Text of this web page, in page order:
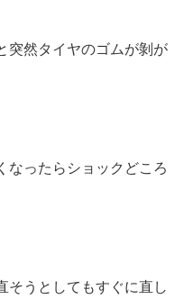
突然タイヤのゴムが剝が
なったらショックどころ
そうとしてもすぐに直し